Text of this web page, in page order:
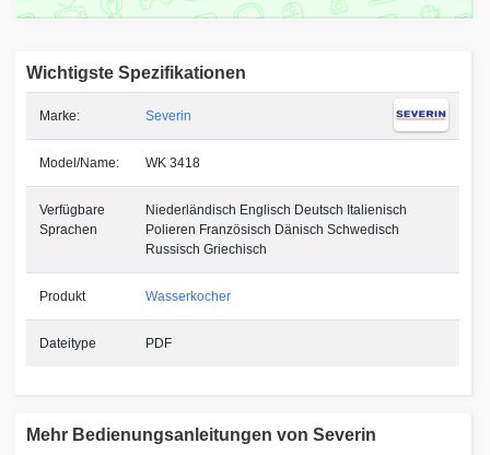
Wichtigste Spezifikationen
Marke: Severin
Model/Name: WK 3418
Verfügbare
Sprachen
Niederländisch Englisch Deutsch Italienisch
Polieren Französisch Dänisch Schwedisch
Russisch Griechisch
Produkt Wasserkocher
Dateitype PDF
Mehr Bedienungsanleitungen von Severin